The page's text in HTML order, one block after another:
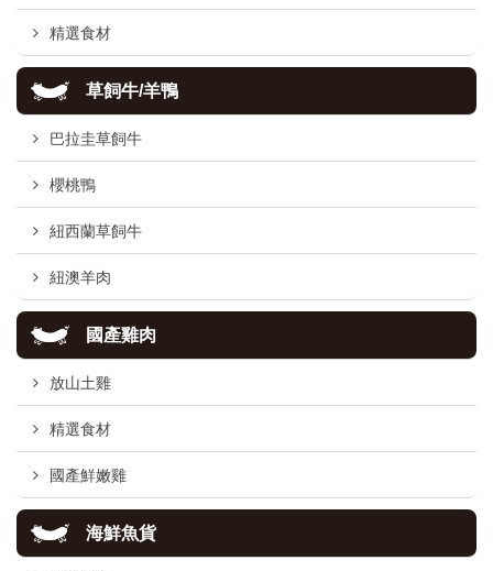
精選食材
草飼牛/羊鴨
巴拉圭草飼牛
櫻桃鴨
紐西蘭草飼牛
紐澳羊肉
國產雞肉
放山土雞
精選食材
國產鮮嫩雞
海鮮魚貨